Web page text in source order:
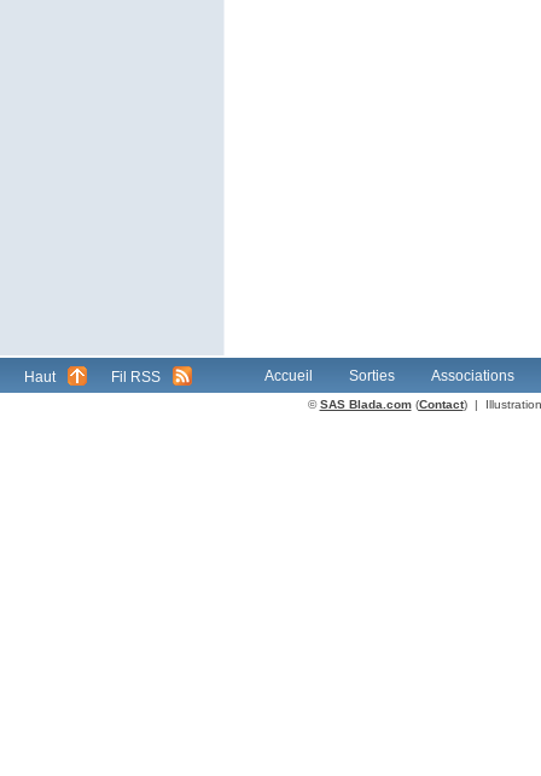
Haut Fil RSS Accueil Sorties Associations
©SAS Blada.com(Contact) |